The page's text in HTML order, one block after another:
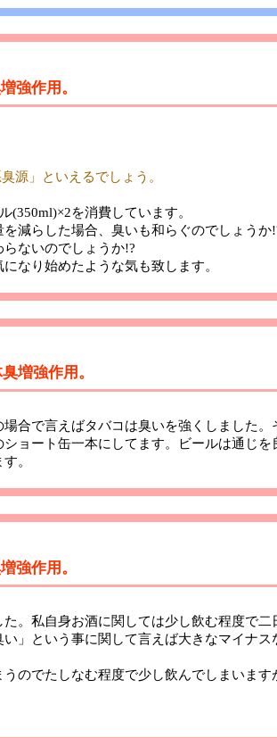
強作用。
源」といえるでしょう。
(350ml)×2を消費しています。
減らした場合、臭いも和らぐのでしょうか
ないのでしょうか!?
なり始めたような気も致します。
増強作用。
合で言えばタバコは臭いを強くしました。
ョート缶一本にしてます。ビールは通じを
。
強作用。
。私自身お酒に関しては少し飲む程度で二
」という事に関して言えば大きなマイナス
のでたしなむ程度で少し飲んでしまいます